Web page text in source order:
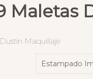
Maletas
Maquillaje